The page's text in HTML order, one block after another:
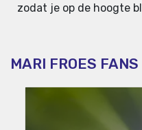
zodat je op de hoogte
MARI FROES